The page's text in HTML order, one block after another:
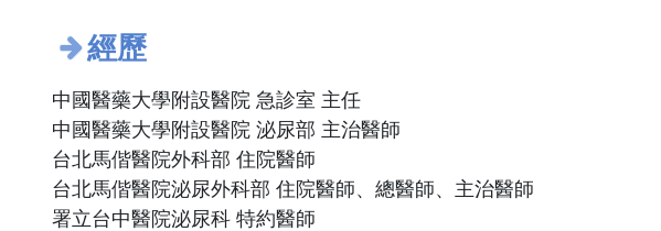
經歷
中國醫藥大學附設醫院 急診室 主任
中國醫藥大學附設醫院 泌尿部 主治醫師
台北馬偕醫院外科部 住院醫師
台北馬偕醫院泌尿外科部 住院醫師、總醫師、主治醫師
署立台中醫院泌尿科 特約醫師